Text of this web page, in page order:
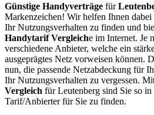
Günstige Handyverträge für
Markenzeichen! Wir helfen Ihnen dabei
Ihr Nutzungsverhalten zu finden und
Handytarif Vergleiche im Internet. Je
verschiedene Anbieter, welche ein
ausgeprägtes Netz vorweisen können.
nun, die passende Netzabdeckung für
Ihr Nutzungsverhalten zu vergessen.
Vergleich für Leutenberg sind Sie so in
Tarif/Anbierter für Sie zu finden.